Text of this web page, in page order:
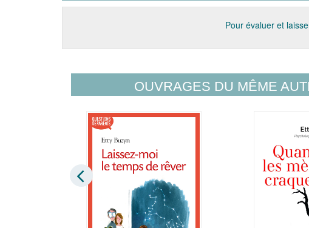
Pour évaluer et
OUVRAGES DU MÊME